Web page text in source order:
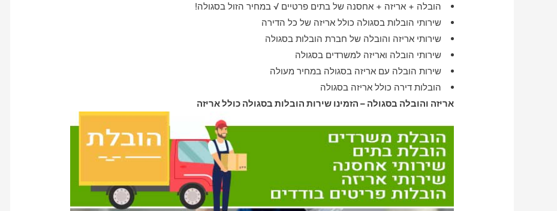
הובלה + אריזה + אחסנה של בתים פרטיים √ במחיר הזול בסגולה!
שירותי הובלות בסגולה כולל אריזה של כל הדירה
שירותי אריזה והובלה של חברת הובלות בסגולה
שירותי הובלה ואריזה למשרדים בסגולה
שירות הובלה עם אריזה בסגולה במחיר מעולה
הובלות דירה כולל אריזה בסגולה
אריזה והובלה בסגולה – הזמינו שירות הובלות בסגולה כולל אריזה